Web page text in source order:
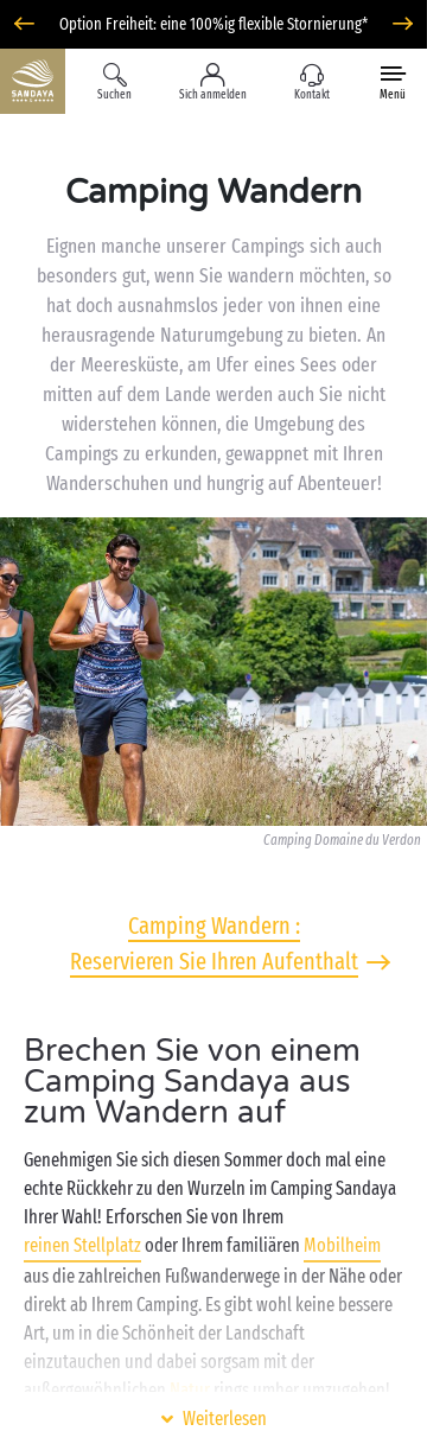
Option Freiheit: eine 100%ig flexible Stornierung*
Suchen Sich anmelden Kontakt Menü
Camping Wandern
Eignen manche unserer Campings sich auch
besonders gut, wenn Sie wandern möchten, so
hat doch ausnahmslos jeder von ihnen eine
herausragende Naturumgebung zu bieten. An
der Meeresküste, am Ufer eines Sees oder
mitten auf dem Lande werden auch Sie nicht
widerstehen können, die Umgebung des
Campings zu erkunden, gewappnet mit Ihren
Wanderschuhen und hungrig auf Abenteuer!
Camping Domaine du Verdon
Camping Wandern :
Reservieren Sie Ihren Aufenthalt
Brechen Sie von einem
Camping Sandaya aus
zum Wandern auf
Genehmigen Sie sich diesen Sommer doch mal eine
echte Rückkehr zu den Wurzeln im Camping Sandaya
Ihrer Wahl! Erforschen Sie von Ihrem
reinen Stellplatzoder Ihrem familiären Mobilheim
aus die zahlreichen Fußwanderwege in der Nähe oder
direkt ab Ihrem Camping. Es gibt wohl keine bessere
Art, um in die Schönheit der Landschaft
einzutauchen und dabei sorgsam mit der
außergewöhnlichen
Natur rings umher umzugehen!
Weiterlesen